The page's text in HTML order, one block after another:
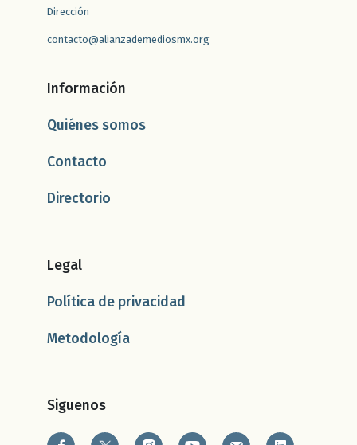
Dirección
contacto@alianzademediosmx.org
Información
Quiénes somos
Contacto
Directorio
Legal
Política de privacidad
Metodología
Siguenos